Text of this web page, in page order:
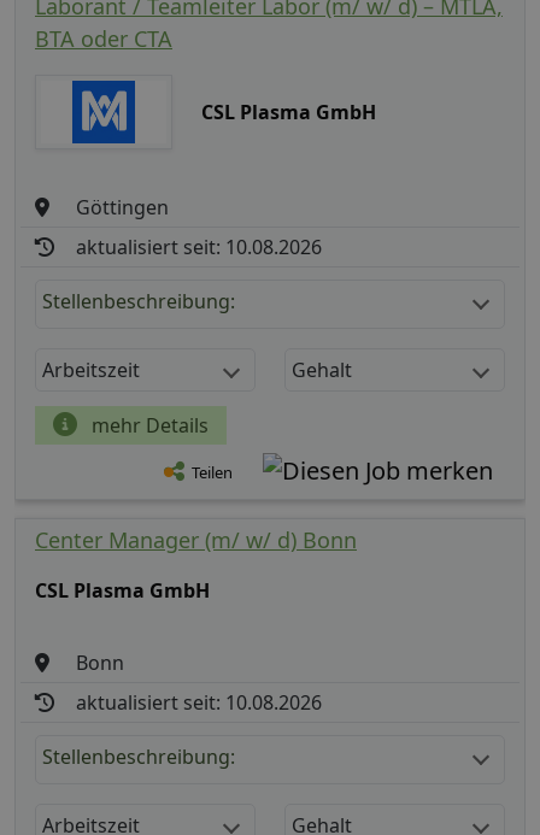
BTA oder CTA
CSL Plasma GmbH
Göttingen
aktualisiert seit: 10.08.2026
Stellenbeschreibung:
Arbeitszeit Gehalt
mehr Details
Teilen
Center Manager (m/ w/ d) Bonn
CSL Plasma GmbH
Bonn
aktualisiert seit: 10.08.2026
Stellenbeschreibung:
Arbeitszeit Gehalt